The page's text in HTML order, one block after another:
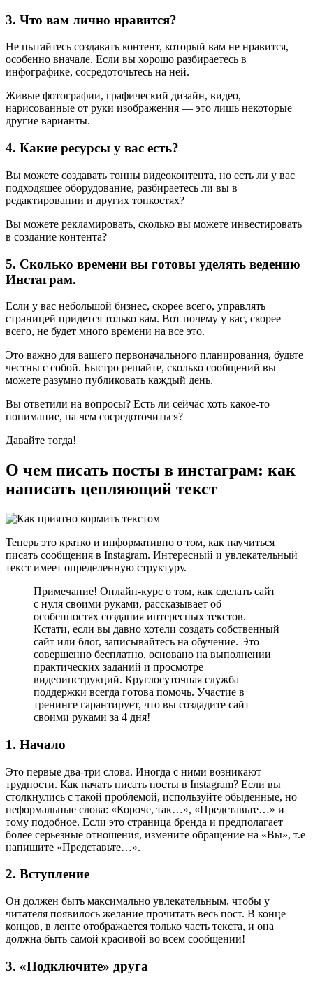
3. Что вам лично нравится?
Не пытайтесь создавать контент, который вам не нравится,
особенно вначале. Если вы хорошо разбираетесь в
инфографике, сосредоточьтесь на ней.
Живые фотографии, графический дизайн, видео,
нарисованные от руки изображения — это лишь некоторые
другие варианты.
4. Какие ресурсы у вас есть?
Вы можете создавать тонны видеоконтента, но есть ли у вас
подходящее оборудование, разбираетесь ли вы в
редактировании и других тонкостях?
Вы можете рекламировать, сколько вы можете инвестировать
в создание контента?
5. Сколько времени вы готовы уделять ведению
Инстаграм.
Если у вас небольшой бизнес, скорее всего, управлять
страницей придется только вам. Вот почему у вас, скорее
всего, не будет много времени на все это.
Это важно для вашего первоначального планирования, будьте
честны с собой. Быстро решайте, сколько сообщений вы
можете разумно публиковать каждый день.
Вы ответили на вопросы? Есть ли сейчас хоть какое-то
понимание, на чем сосредоточиться?
Давайте тогда!
О чем писать посты в инстаграм: как
написать цепляющий текст
Теперь это кратко и информативно о том, как научиться
писать сообщения в Instagram. Интересный и увлекательный
текст имеет определенную структуру.
Примечание! Онлайн-курс о том, как сделать сайт
с нуля своими руками, рассказывает об
особенностях создания интересных текстов.
Кстати, если вы давно хотели создать собственный
сайт или блог, записывайтесь на обучение. Это
совершенно бесплатно, основано на выполнении
практических заданий и просмотре
видеоинструкций. Круглосуточная служба
поддержки всегда готова помочь. Участие в
тренинге гарантирует, что вы создадите сайт
своими руками за 4 дня!
1. Начало
Это первые два-три слова. Иногда с ними возникают
трудности. Как начать писать посты в Instagram? Если вы
столкнулись с такой проблемой, используйте обыденные, но
неформальные слова: «Короче, так…», «Представьте…» и
тому подобное. Если это страница бренда и предполагает
более серьезные отношения, измените обращение на «Вы», т.е
напишите «Представьте…».
2. Вступление
Он должен быть максимально увлекательным, чтобы у
читателя появилось желание прочитать весь пост. В конце
концов, в ленте отображается только часть текста, и она
должна быть самой красивой во всем сообщении!
3. «Подключите» друга